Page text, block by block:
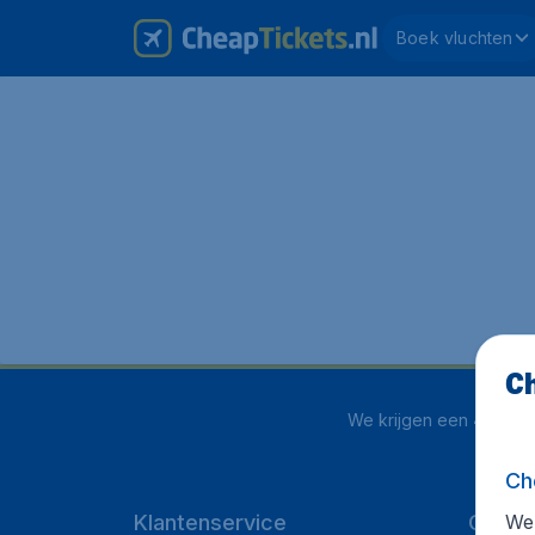
Boek vluchten
We krijgen een 4 uit 5
Klantenservice